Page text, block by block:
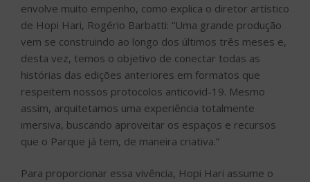
envolve muito empenho, como explica o diretor artístico
de Hopi Hari, Rogério Barbatti: “Uma grande produção
vem se construindo ao longo dos últimos três meses e,
desta vez, temos o objetivo de conectar todas as
histórias das edições anteriores em formatos que
respeitem nossos protocolos anticovid-19. Mesmo
assim, arquitetamos uma experiência totalmente
imersiva, buscando aproveitar os espaços e recursos
que o Parque já tem, de maneira criativa.”
Para proporcionar essa vivência, Hopi Hari assume o